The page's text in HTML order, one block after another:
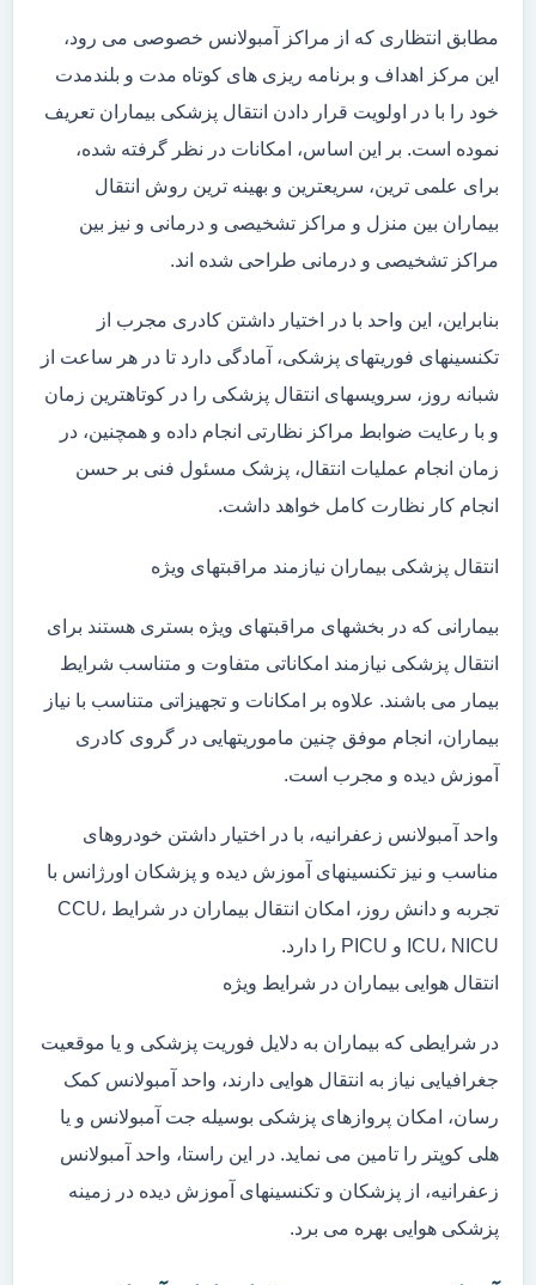
مطابق انتظاری که از مراکز آمبولانس خصوصی می رود،
این مرکز اهداف و برنامه ریزی های کوتاه مدت و بلندمدت
خود را با در اولویت قرار دادن انتقال پزشکی بیماران تعریف
نموده است. بر این اساس، امکانات در نظر گرفته شده،
برای علمی ترین، سریعترین و بهینه ترین روش انتقال
بیماران بین منزل و مراکز تشخیصی و درمانی و نیز بین
مراکز تشخیصی و درمانی طراحی شده اند.
بنابراین، این واحد با در اختیار داشتن کادری مجرب از
تکنسینهای فوریتهای پزشکی، آمادگی دارد تا در هر ساعت از
شبانه روز، سرویسهای انتقال پزشکی را در کوتاهترین زمان
و با رعایت ضوابط مراکز نظارتی انجام داده و همچنین، در
زمان انجام عملیات انتقال، پزشک مسئول فنی بر حسن
انجام کار نظارت کامل خواهد داشت.
انتقال پزشکی بیماران نیازمند مراقبتهای ویژه
بیمارانی که در بخشهای مراقبتهای ویژه بستری هستند برای
انتقال پزشکی نیازمند امکاناتی متفاوت و متناسب شرایط
بیمار می باشند. علاوه بر امکانات و تجهیزاتی متناسب با نیاز
بیماران، انجام موفق چنین ماموریتهایی در گروی کادری
آموزش دیده و مجرب است.
واحد آمبولانس زعفرانیه، با در اختیار داشتن خودروهای
مناسب و نیز تکنسینهای آموزش دیده و پزشکان اورژانس با
تجربه و دانش روز، امکان انتقال بیماران در شرایط CCU،
ICU، NICU و PICU را دارد.
انتقال هوایی بیماران در شرایط ویژه
در شرایطی که بیماران به دلایل فوریت پزشکی و یا موقعیت
جغرافیایی نیاز به انتقال هوایی دارند، واحد آمبولانس کمک
رسان، امکان پروازهای پزشکی بوسیله جت آمبولانس و یا
هلی کوپتر را تامین می نماید. در این راستا، واحد آمبولانس
زعفرانیه، از پزشکان و تکنسینهای آموزش دیده در زمینه
پزشکی هوایی بهره می برد.